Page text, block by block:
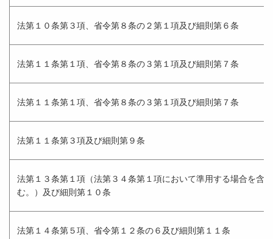
法第１０条第３項、省令第８条の２第１項及び細則第６条
法第１１条第１項、省令第８条の３第１項及び細則第７条
法第１１条第１項、省令第８条の３第１項及び細則第７条
法第１１条第３項及び細則第９条
法第１３条第１項（法第３４条第１項において準用する場合を含
む。）及び細則第１０条
法第１４条第５項、省令第１２条の６及び細則第１１条